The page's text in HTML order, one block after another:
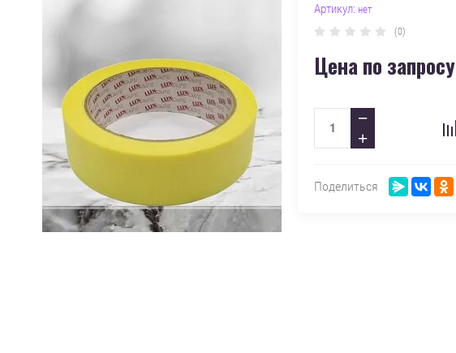
Артикул: нет
(0)
Цена по запросу
−
+
Поделиться